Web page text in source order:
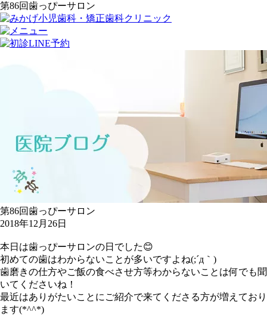
第86回歯っぴーサロン
第86回歯っぴーサロン
2018年12月26日
本日は歯っぴーサロンの日でした😊
初めての歯はわからないことが多いですよね(;´д｀)
歯磨きの仕方やご飯の食べさせ方等わからないことは何でも聞
いてくださいね！
最近はありがたいことにご紹介で来てくださる方が増えており
ます(*^^*)